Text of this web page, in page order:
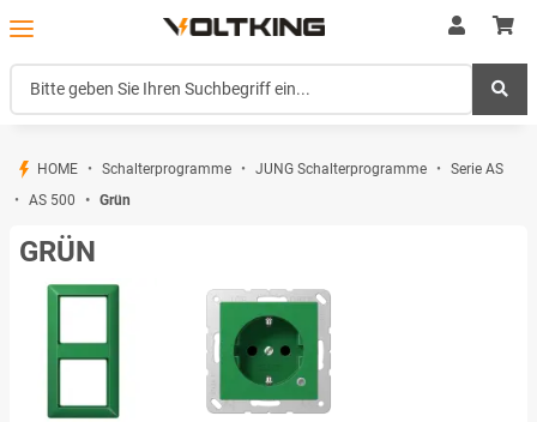
HOME Schalterprogramme JUNG Schalterprogramme
Serie AS
AS 500
Grün
GRÜN